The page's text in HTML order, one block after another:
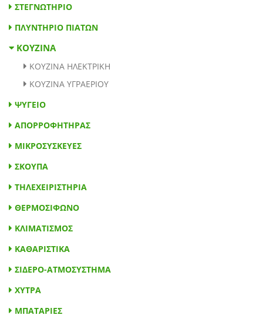
ΣΤΕΓΝΩΤΗΡΙΟ
ΠΛΥΝΤΗΡΙΟ ΠΙΑΤΩΝ
ΚΟΥΖΙΝΑ ΗΛΕΚΤΡΙΚΗ
ΚΟΥΖΙΝΑ ΥΓΡΑΕΡΙΟΥ
ΨΥΓΕΙΟ
ΑΠΟΡΡΟΦΗΤΗΡΑΣ
ΜΙΚΡΟΣΥΣΚΕΥΕΣ
ΣΚΟΥΠΑ
ΤΗΛΕΧΕΙΡΙΣΤΗΡΙΑ
ΘΕΡΜΟΣΙΦΩΝΟ
ΚΛΙΜΑΤΙΣΜΟΣ
ΚΑΘΑΡΙΣΤΙΚΑ
ΣΙΔΕΡΟ-ΑΤΜΟΣΥΣΤΗΜΑ
ΧΥΤΡΑ
ΜΠΑΤΑΡΙΕΣ